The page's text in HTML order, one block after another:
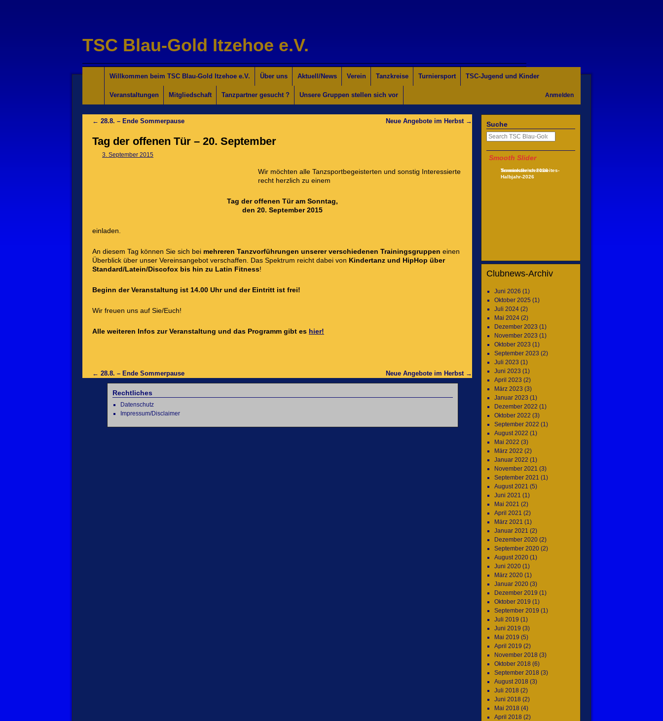
TSC Blau-Gold Itzehoe e.V.
Willkommen für Interessierte
Tanzkurse Aktuell
Unsere Trainer/innen
Turniersport
Jugend/Kinder
Willkommen beim TSC Blau-Gold Itzehoe e.V. Über uns Aktuell/News Verein Tanzkreise Turniersport TSC-Jugend und Kinder
Veranstaltungen Mitgliedschaft Tanzpartner gesucht ? Unsere Gruppen stellen sich vor Anmelden
← 28.8. – Ende Sommerpause Neue Angebote im Herbst →
Tag der offenen Tür – 20. September
3. September 2015
Wir möchten alle Tanzsportbegeisterten und sonstig Interessierte
recht herzlich zu einem
Tag der offenen Tür am Sonntag,
den 20. September 2015
einladen.
An diesem Tag können Sie sich bei mehreren Tanzvorführungen unserer verschiedenen Trainingsgruppen einen
Überblick über unser Vereinsangebot verschaffen. Das Spektrum reicht dabei von Kindertanz und HipHop über
Standard/Latein/Discofox bis hin zu Latin Fitness!
Beginn der Veranstaltung ist 14.00 Uhr und der Eintritt ist frei!
Wir freuen uns auf Sie/Euch!
Alle weiteren Infos zur Veranstaltung und das Programm gibt es hier!
← 28.8. – Ende Sommerpause Neue Angebote im Herbst →
Rechtliches
Datenschutz
Impressum/Disclaimer
Suche
Smooth Slider
Terminkalender-zweites-
Halbjahr-2026
Sommerferien 2026
Clubnews-Archiv
Juni 2026 (1)
Oktober 2025 (1)
Juli 2024(2)
Mai 2024(2)
Dezember 2023 (1)
November 2023 (1)
Oktober 2023 (1)
September 2023 (2)
Juli 2023 (1)
Juni 2023 (1)
April 2023 (2)
März 2023 (3)
Januar 2023 (1)
Dezember 2022 (1)
Oktober 2022 (3)
September 2022 (1)
August 2022 (1)
Mai 2022 (3)
März 2022 (2)
Januar 2022 (1)
November 2021 (3)
September 2021 (1)
August 2021 (5)
Juni 2021 (1)
Mai 2021 (2)
April 2021 (2)
März 2021 (1)
Januar 2021 (2)
Dezember 2020(2)
September 2020(2)
August 2020(1)
Juni 2020(1)
März 2020(1)
Januar 2020(3)
Dezember 2019 (1)
Oktober 2019 (1)
September 2019 (1)
Juli 2019 (1)
Juni 2019 (3)
Mai 2019 (5)
April 2019 (2)
November 2018 (3)
Oktober 2018 (6)
September 2018 (3)
August 2018 (3)
Juli 2018 (2)
Juni 2018 (2)
Mai 2018 (4)
April 2018 (2)